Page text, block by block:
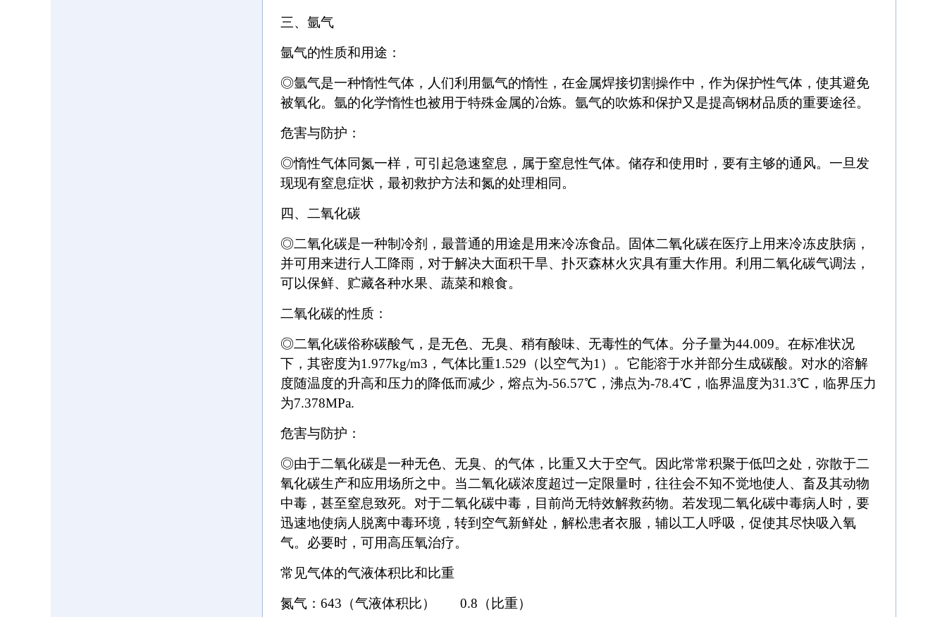
三、氩气
氩气的性质和用途：
◎氩气是一种惰性气体，人们利用氩气的惰性，在金属焊接切割操作中，作为保护性气体，使其避免
被氧化。氩的化学惰性也被用于特殊金属的冶炼。氩气的吹炼和保护又是提高钢材品质的重要途径。
危害与防护：
◎惰性气体同氮一样，可引起急速窒息，属于窒息性气体。储存和使用时，要有主够的通风。一旦发
现现有窒息症状，最初救护方法和氮的处理相同。
四、二氧化碳
◎二氧化碳是一种制冷剂，最普通的用途是用来冷冻食品。固体二氧化碳在医疗上用来冷冻皮肤病，
并可用来进行人工降雨，对于解决大面积干旱、扑灭森林火灾具有重大作用。利用二氧化碳气调法，
可以保鲜、贮藏各种水果、蔬菜和粮食。
二氧化碳的性质：
◎二氧化碳俗称碳酸气，是无色、无臭、稍有酸味、无毒性的气体。分子量为44.009。在标准状况
下，其密度为1.977kg/m3，气体比重1.529（以空气为1）。它能溶于水并部分生成碳酸。对水的溶解
度随温度的升高和压力的降低而减少，熔点为-56.57℃，沸点为-78.4℃，临界温度为31.3℃，临界压力
为7.378MPa.
危害与防护：
◎由于二氧化碳是一种无色、无臭、的气体，比重又大于空气。因此常常积聚于低凹之处，弥散于二
氧化碳生产和应用场所之中。当二氧化碳浓度超过一定限量时，往往会不知不觉地使人、畜及其动物
中毒，甚至窒息致死。对于二氧化碳中毒，目前尚无特效解救药物。若发现二氧化碳中毒病人时，要
迅速地使病人脱离中毒环境，转到空气新鲜处，解松患者衣服，辅以工人呼吸，促使其尽快吸入氧
气。必要时，可用高压氧治疗。
常见气体的气液体积比和比重
氮气：643（气液体积比） 0.8（比重）